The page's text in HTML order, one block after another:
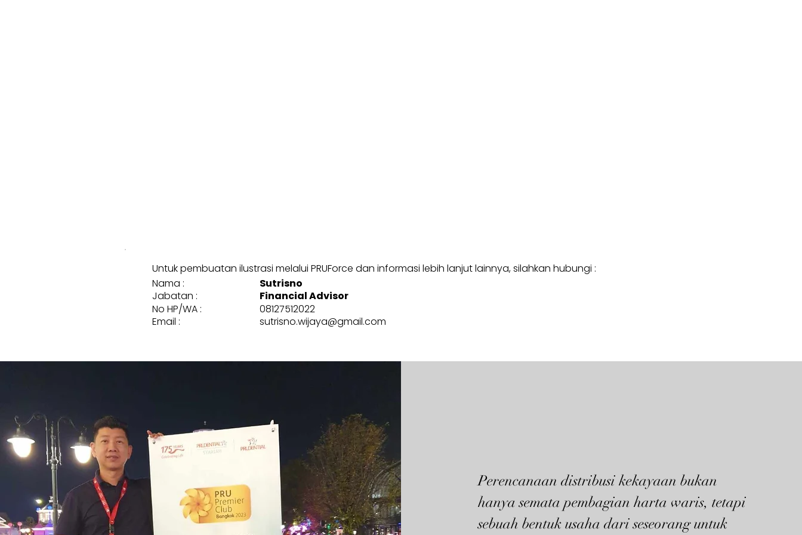
Untuk pembuatan ilustrasi melalui PRUForce dan informasi lebih lanjut lainnya, silahkan hubungi :
Nama :
Sutrisno
Jabatan :
Financial Advisor
No HP/WA :
08127512022
Email :
sutrisno.wijaya@gmail.com
Perencanaan distribusi kekayaan bukan
hanya semata pembagian harta waris, tetapi
sebuah bentuk usaha dari seseorang untuk